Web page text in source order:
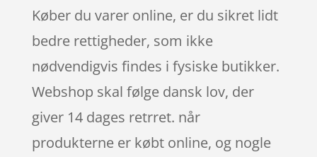
Køber du varer online, er du sikret lidt
bedre rettigheder, som ikke
nødvendigvis findes i fysiske butikker.
Webshop skal følge dansk lov, der
giver 14 dages retrret. når
produkterne er købt online, og nogle